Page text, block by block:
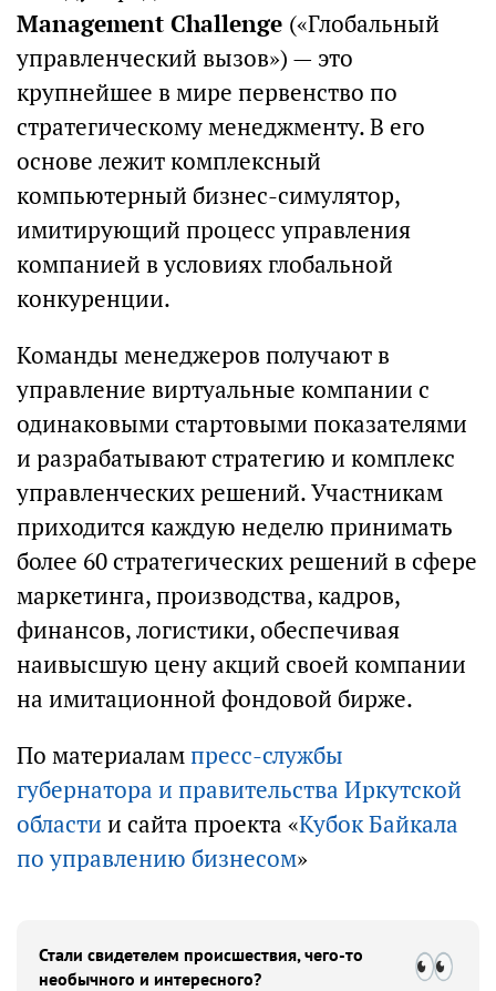
Management Challenge («Глобальный
управленческий вызов») — это
крупнейшее в мире первенство по
стратегическому менеджменту. В его
основе лежит комплексный
компьютерный бизнес-симулятор,
имитирующий процесс управления
компанией в условиях глобальной
конкуренции.
Команды менеджеров получают в
управление виртуальные компании с
одинаковыми стартовыми показателями
и разрабатывают стратегию и комплекс
управленческих решений. Участникам
приходится каждую неделю принимать
более 60 стратегических решений в сфере
маркетинга, производства, кадров,
финансов, логистики, обеспечивая
наивысшую цену акций своей компании
на имитационной фондовой бирже.
По материалампресс-службы
губернатора и правительства Иркутской
области и сайта проекта «Кубок Байкала
по управлению бизнесом»
Стали свидетелем происшествия, чего-то
необычного и интересного?